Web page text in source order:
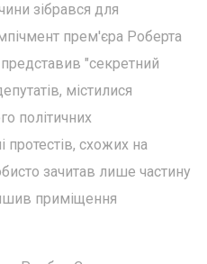
зібрався для
прем'єра Роберта
"секретний
містилися
політичних
протестів, схожих на
зачитав лише частину
приміщення